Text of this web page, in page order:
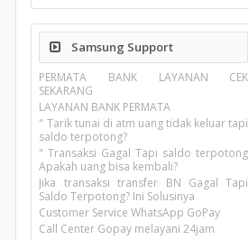
Samsung Support
PERMATA BANK LAYANAN CEK
SEKARANG
LAYANAN BANK PERMATA
" Tarik tunai di atm uang tidak keluar tapi
saldo terpotong?
" Transaksi Gagal Tapi saldo terpotong
Apakah uang bisa kembali?
Jika transaksi transfer BN Gagal Tapi
Saldo Terpotong? Ini Solusinya
Customer Service WhatsApp GoPay
Call Center Gopay melayani 24jam